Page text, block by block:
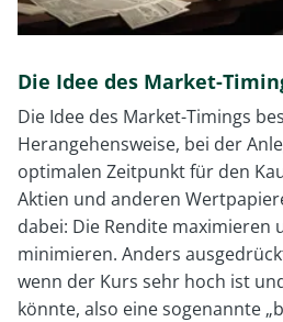
Die Idee des Market-
Die Idee des Market-Timings
Herangehensweise, bei der
optimalen Zeitpunkt für den
Aktien und anderen
dabei: Die Rendite maximieren
minimieren. Anders
wenn der Kurs sehr hoch ist
könnte, also eine sogenannte